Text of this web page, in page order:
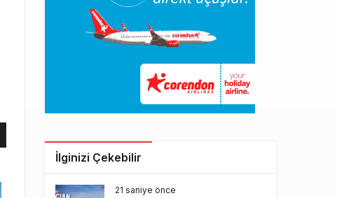
İlginizi Çekebilir
21 saniye önce